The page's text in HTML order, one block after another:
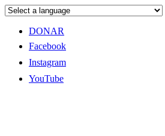
DONAR
Facebook
Instagram
YouTube